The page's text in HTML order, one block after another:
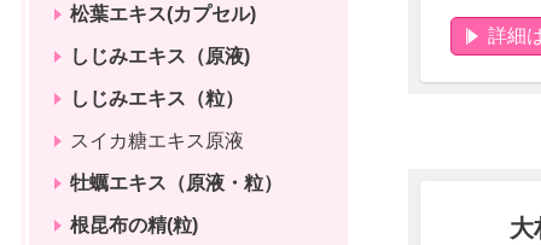
詳細
大
松葉エキス(カプセル)
しじみエキス（原液)
しじみエキス（粒）
スイカ糖エキス原液
牡蠣エキス（原液・粒）
根昆布の精(粒)